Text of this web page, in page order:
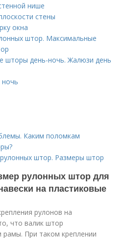
нише
стены
окна
штор. Максимальные
шторы день-ночь. Жалюзи день
Каким поломкам
штор. Размеры штор
рулонных штор для
на пластиковые
рулонов на
что валик штор
рамы. При таком креплении